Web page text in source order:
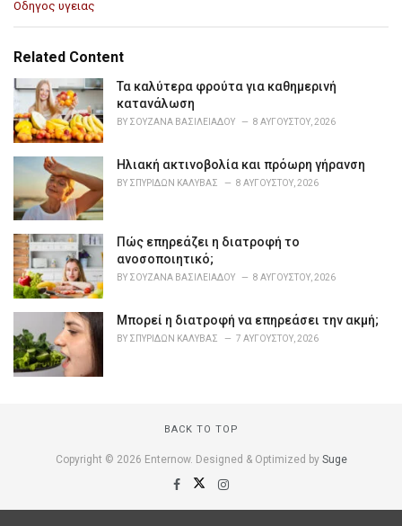
C
e
o
i
e
Οδηγος υγειας
Related Content
Τα καλύτερα φρούτα για καθημερινή
κατανάλωση
BY ΣΟΥΖΆΝΑ ΒΑΣΙΛΕΙΆΔΟΥ 8 ΑΥΓΟΎΣΤΟΥ, 2026
Ηλιακή ακτινοβολία και πρόωρη γήρανση
BY ΣΠΥΡΊΔΩΝ ΚΑΛΎΒΑΣ 8 ΑΥΓΟΎΣΤΟΥ, 2026
Πώς επηρεάζει η διατροφή το
ανοσοποιητικό;
BY ΣΟΥΖΆΝΑ ΒΑΣΙΛΕΙΆΔΟΥ 8 ΑΥΓΟΎΣΤΟΥ, 2026
Μπορεί η διατροφή να επηρεάσει την ακμή;
BY ΣΠΥΡΊΔΩΝ ΚΑΛΎΒΑΣ 7 ΑΥΓΟΎΣΤΟΥ, 2026
BACK TO TOP
Copyright © 2026 Enternow. Designed & Optimized by Suge